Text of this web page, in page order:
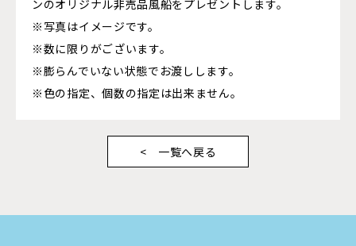
ンのオリジナル非売品風船をプレゼントします。
※写真はイメージです。
※数に限りがございます。
※膨らんでいない状態でお渡しします。
※色の指定、個数の指定は出来ません。
一覧へ戻る